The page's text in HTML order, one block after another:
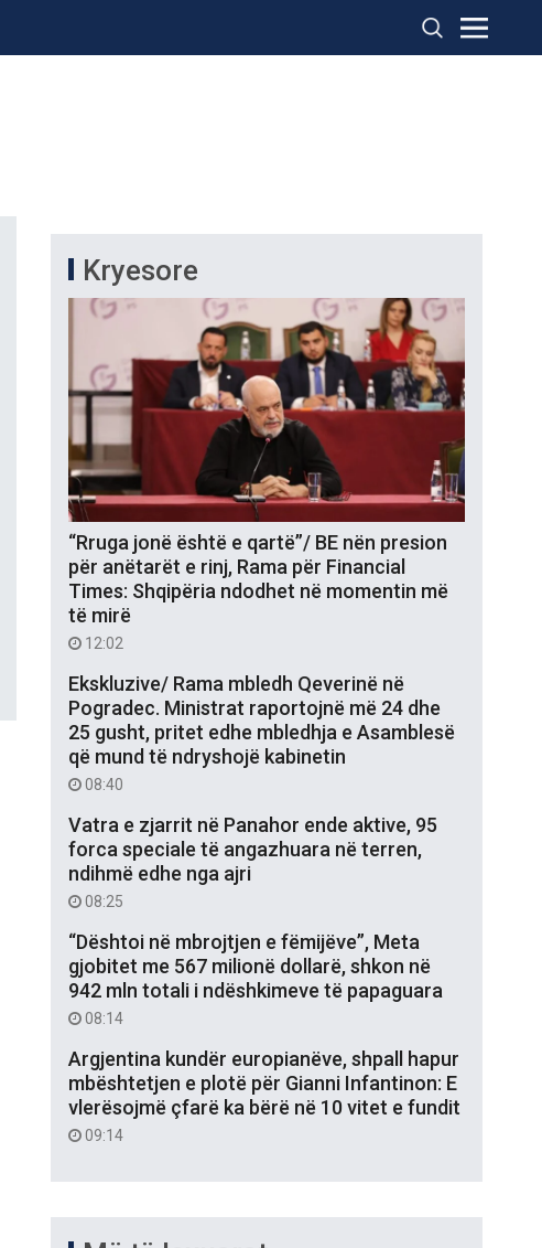
Kryesore
“Rruga jonë është e qartë”/ BE nën presion
për anëtarët e rinj, Rama për Financial
Times: Shqipëria ndodhet në momentin më
të mirë
12:02
Ekskluzive/ Rama mbledh Qeverinë në
Pogradec. Ministrat raportojnë më 24 dhe
25 gusht, pritet edhe mbledhja e Asamblesë
që mund të ndryshojë kabinetin
08:40
Vatra e zjarrit në Panahor ende aktive, 95
forca speciale të angazhuara në terren,
ndihmë edhe nga ajri
08:25
“Dështoi në mbrojtjen e fëmijëve”, Meta
gjobitet me 567 milionë dollarë, shkon në
942 mln totali i ndëshkimeve të papaguara
08:14
Argjentina kundër europianëve, shpall hapur
mbështetjen e plotë për Gianni Infantinon: E
vlerësojmë çfarë ka bërë në 10 vitet e fundit
09:14